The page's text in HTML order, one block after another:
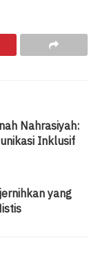
Nahrasiyah:
Inklusif
yang